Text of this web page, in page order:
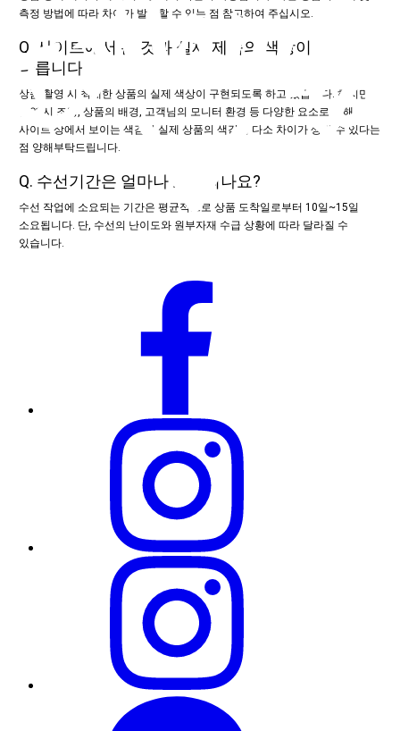
측정 방법에 따라 차이가 발생할 수 있는 점 참고하여 주십시오.
Q. 사이트에서 본 것과 실제 제품의 색상이
다릅니다.
상품 촬영 시 최대한 상품의 실제 색상이 구현되도록 하고 있습니다. 하지만
촬영 시 조명, 상품의 배경, 고객님의 모니터 환경 등 다양한 요소로 인해
사이트 상에서 보이는 색감과 실제 상품의 색감이 다소 차이가 생길 수 있다는
점 양해부탁드립니다.
Q. 수선기간은 얼마나 소요되나요?
수선 작업에 소요되는 기간은 평균적으로 상품 도착일로부터 10일~15일
소요됩니다. 단, 수선의 난이도와 원부자재 수급 상황에 따라 달라질 수
있습니다.